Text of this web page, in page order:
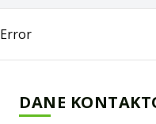
XIEGU
Error
DANE